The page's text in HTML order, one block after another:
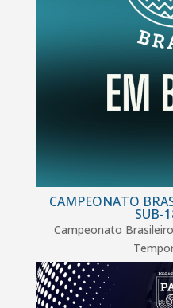
CAMPEONATO
SUB-
Campeonato